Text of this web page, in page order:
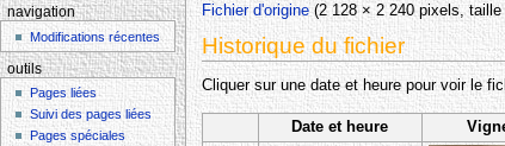
Fichier d'origine‎(2 128 × 2 240 pixels,
Historique du fichier
Cliquer sur une date et heure pour voir le
Date et heure
navigation
Modifications récentes
outils
Pages liées
Suivi des pages liées
Pages spéciales